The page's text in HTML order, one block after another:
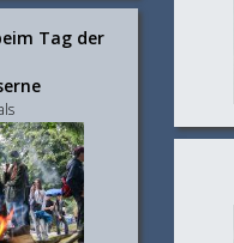
Tag der